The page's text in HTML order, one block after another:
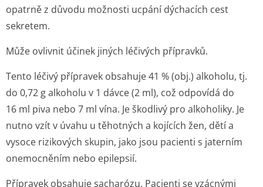
opatrně z důvodu možnosti ucpání dýchacích cest
sekretem.
Může ovlivnit účinek jiných léčivých přípravků.
Tento léčivý přípravek obsahuje 41 % (obj.) alkoholu, tj.
do 0,72 g alkoholu v 1 dávce (2 ml), což odpovídá do
16 ml piva nebo 7 ml vína. Je škodlivý pro alkoholiky. Je
nutno vzít v úvahu u těhotných a kojících žen, dětí a
vysoce rizikových skupin, jako jsou pacienti s jaterním
onemocněním nebo epilepsií.
Přípravek obsahuje sacharózu. Pacienti se vzácnými